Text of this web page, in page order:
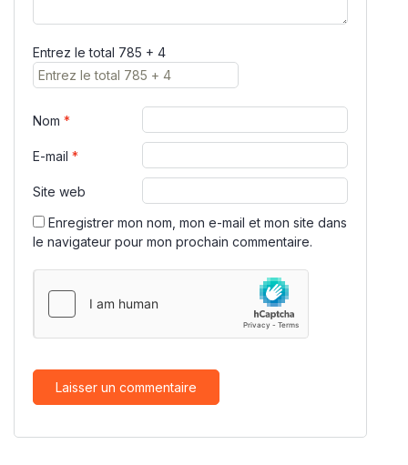
Entrez le total 785 + 4
Nom *
E-mail *
Site web
Enregistrer mon nom, mon e-mail et mon site dans
le navigateur pour mon prochain commentaire.